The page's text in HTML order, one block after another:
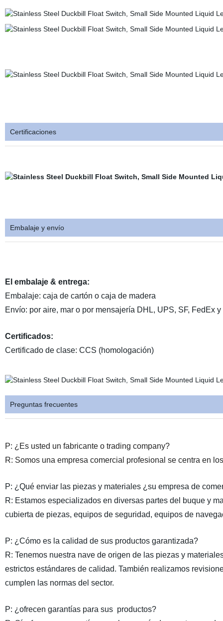
Certificaciones
Embalaje y envío
El embalaje & entrega:
Embalaje: caja de cartón o caja de madera
Envío: por aire, mar o por mensajería DHL, UPS, SF, FedEx y
Certificados:
Certificado de clase: CCS (homologación)
Preguntas frecuentes
P: ¿Es usted un fabricante o trading company?
R: Somosuna empresa comercial profesional se centra en
P: ¿Qué enviar las piezas y materiales ¿su empresa de
R: Estamos especializados en diversas partes del buque y
cubierta de piezas, equipos de seguridad, equipos de
P: ¿Cómo es la calidad de susproductosgarantizada?
R: Tenemos nuestra nave de origen de las piezas y
estrictos estándares de calidad. También realizamos
cumplen las normas del sector.
P: ¿ofrecen garantías para sus productos?